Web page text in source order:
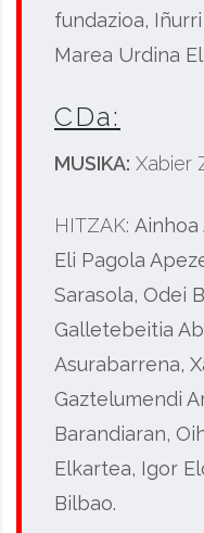
fundazioa,
Marea Urdina
CDa:
MUSIKA: Xabier
HITZAK: Ainhoa
Eli Pagola
Sarasola, Odei
Galletebeitia
Asurabarrena,
Gaztelumendi
Barandiaran,
Elkartea, Igor
Bilbao.